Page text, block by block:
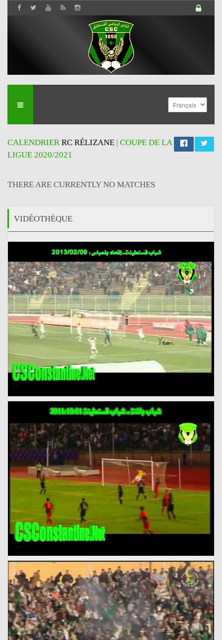
CALENDRIERRC RÉLIZANE | COUPE DE LA
LIGUE 2020/2021
THERE ARE CURRENTLY NO MATCHES
VIDÉOTHÈQUE